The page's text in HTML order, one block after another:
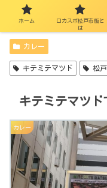
カレー
キテミテマツド 松
キテミテマツ
カレー
ホーム
ロカスポ松戸市版と
は